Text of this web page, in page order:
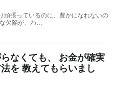
頑張っているのに、豊かになれないの
欠陥が、わ…
なくても、 お金が確実
を 教えてもらいまし